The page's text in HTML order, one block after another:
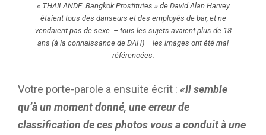
« THAÏLANDE. Bangkok Prostitutes » de David Alan Harvey
étaient tous des danseurs et des employés de bar, et ne
vendaient pas de sexe. – tous les sujets avaient plus de 18
ans (à la connaissance de DAH) – les images ont été mal
référencées.
Votre porte-parole a ensuite écrit : «Il semble
qu’à un moment donné, une erreur de
classification de ces photos vous a conduit à une